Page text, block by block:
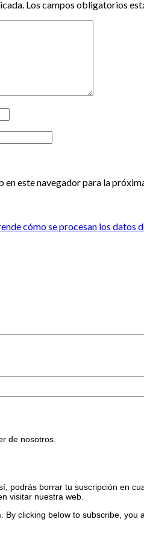
Los campos obligatorios
este navegador para la
cómo se procesan los datos
de nosotros.
podrás borrar tu suscripción en
visitar nuestra web.
clicking below to subscribe,